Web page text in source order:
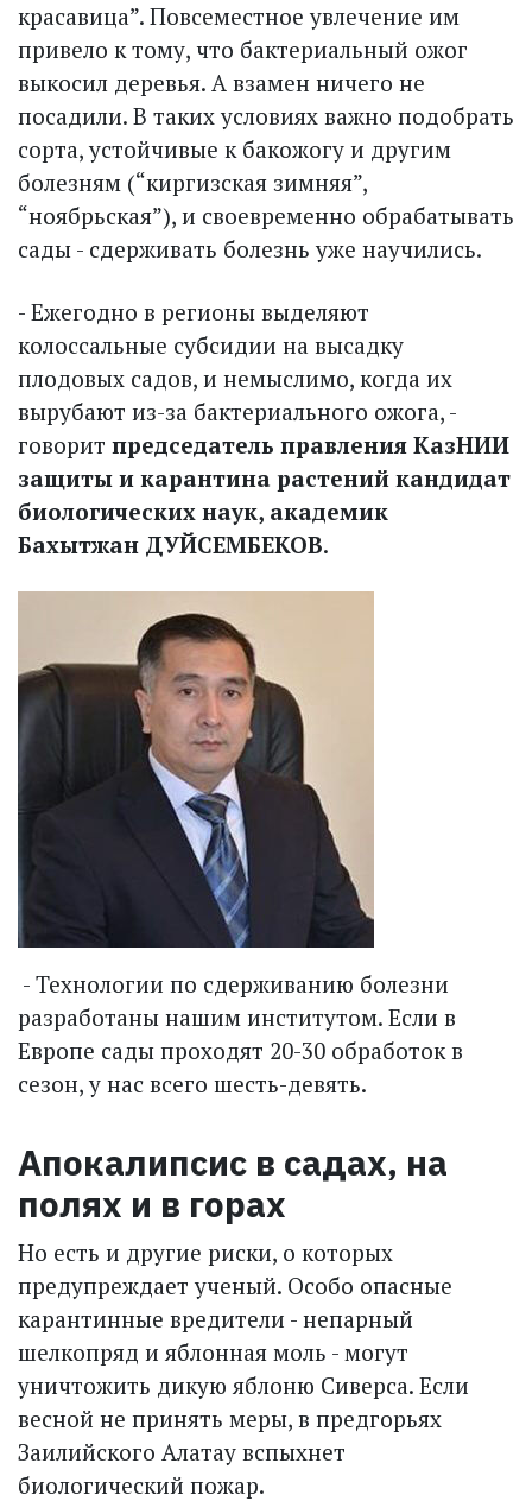
красавица”. Повсеместное увлечение им
привело к тому, что бактериальный ожог
выкосил деревья. А взамен ничего не
посадили. В таких условиях важно подобрать
сорта, устойчивые к бакожогу и другим
болезням (“киргизская зимняя”,
“ноябрьская”), и свое­временно обрабатывать
сады - сдерживать болезнь уже научились.
- Ежегодно в регионы выделяют
колоссальные субсидии на высадку
плодовых садов, и немыс­лимо, когда их
вырубают из-за бактериального ожога, -
говорит председатель правления КазНИИ
защиты и карантина растений кандидат
биологических наук, академик
Бахытжан ДУЙСЕМБЕКОВ.
- Технологии по сдерживанию болезни
разработаны нашим институтом. Если в
Европе сады проходят 20-30 обработок в
сезон, у нас всего шесть-девять.
Апокалипсис в садах, на
полях и в горах
Но есть и другие риски, о которых
предупреждает ученый. Особо опасные
карантинные вредители - непарный
шелкопряд и яблонная моль - могут
уничтожить дикую яблоню Сиверса. Если
вес­ной не принять меры, в пред­горьях
Заилийского Алатау вспыхнет
биологический пожар.